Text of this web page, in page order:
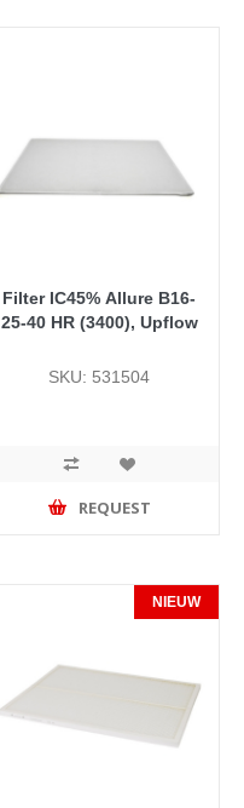
Filter IC45% Allure B16-
25-40 HR (3400), Upflow
SKU: 531504
REQUEST
NIEUW